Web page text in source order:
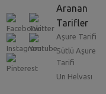
Aranan
Tarifler
Aşure Tarifi
Sütlü Aşure
Tarifi
Un Helvası